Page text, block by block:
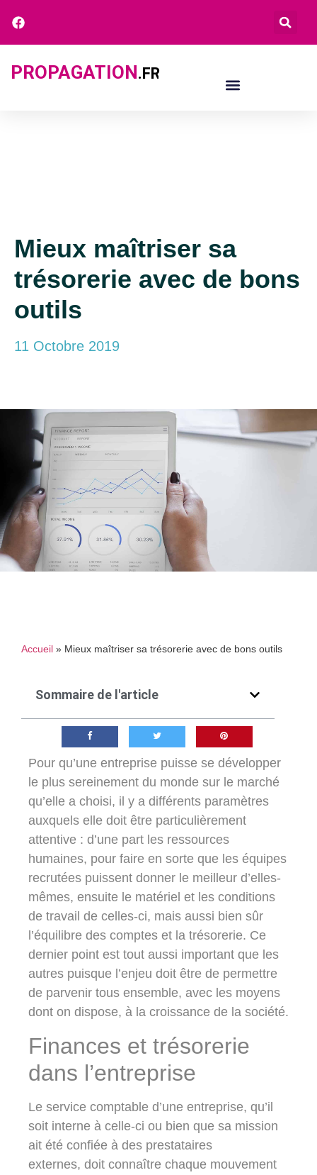
PROPAGATION.FR
Mieux maîtriser sa
trésorerie avec de bons
outils
11 Octobre 2019
Accueil » Mieux maîtriser sa trésorerie avec de bons outils
Sommaire de l'article
Pour qu’une entreprise puisse se développer
le plus sereinement du monde sur le marché
qu’elle a choisi, il y a différents paramètres
auxquels elle doit être particulièrement
attentive : d’une part les ressources
humaines, pour faire en sorte que les équipes
recrutées puissent donner le meilleur d’elles-
mêmes, ensuite le matériel et les conditions
de travail de celles-ci, mais aussi bien sûr
l’équilibre des comptes et la trésorerie. Ce
dernier point est tout aussi important que les
autres puisque l’enjeu doit être de permettre
de parvenir tous ensemble, avec les moyens
dont on dispose, à la croissance de la société.
Finances et trésorerie
dans l’entreprise
Le service comptable d’une entreprise, qu’il
soit interne à celle-ci ou bien que sa mission
ait été confiée à des prestataires
externes, doit connaître chaque mouvement